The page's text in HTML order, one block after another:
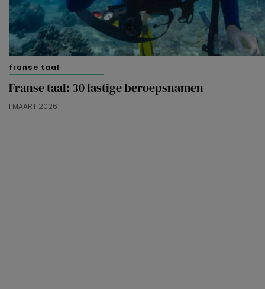
franse taal
Franse taal: 30 lastige beroepsnamen
1 MAART 2026